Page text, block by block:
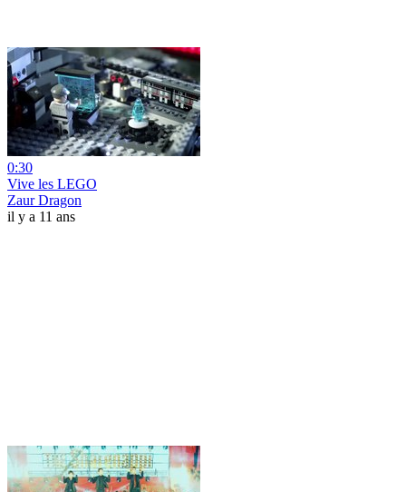
0:30
Vive les LEGO
Zaur Dragon
il y a 11 ans